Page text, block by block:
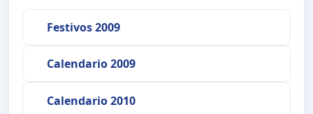
Festivos 2009
Calendario 2009
Calendario 2010